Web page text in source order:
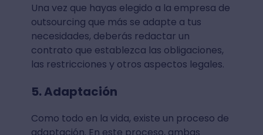
Una vez que hayas elegido a la empresa de
outsourcing que más se adapte a tus
necesidades, deberás redactar un
contrato que establezca las obligaciones,
las restricciones y otros aspectos legales.
5. Adaptación
Como todo en la vida, existe un proceso de